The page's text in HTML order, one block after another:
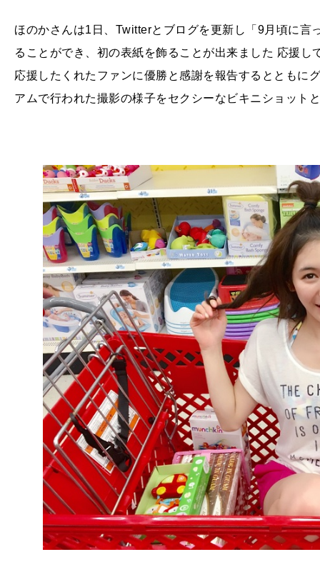
ほのかさんは1日、Twitterとブログを更新し「9月頃に
ることができ、初の表紙を飾ることが出来ました 応援
応援したくれたファンに優勝と感謝を報告するとともに
アムで行われた撮影の様子をセクシーなビキニショット